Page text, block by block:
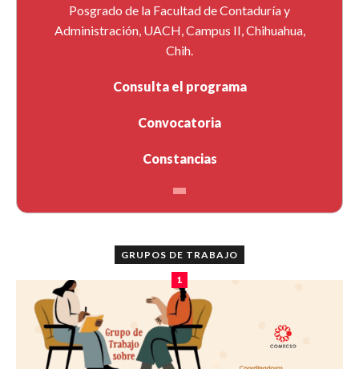
Conferencia Magistral
y la Teoría del Doble Fraude
Investigaciones Sociales-UNAM
Elisa Mata Carreón, UG
Organizan
Cuerpo Académico Gobierno, Instituciones y
Organizaciones en el Contexto de la Globalización
Posgrado de la Facultad de Contaduría y
Administración, UACH, Campus II, Chihuahua,
Chih.
Consulta el programa
Convocatoria
Constancias
GRUPOS DE TRABAJO
1